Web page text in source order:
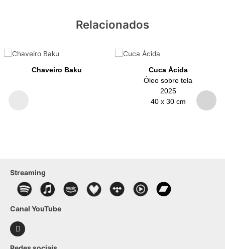
Relacionados
Chaveiro Baku
Cuca Ácida
Óleo sobre tela
2025
40 x 30 cm
Streaming
Canal YouTube